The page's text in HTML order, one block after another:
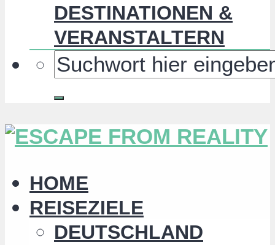
DESTINATIONEN &
VERANSTALTERN
HOME
REISEZIELE
DEUTSCHLAND